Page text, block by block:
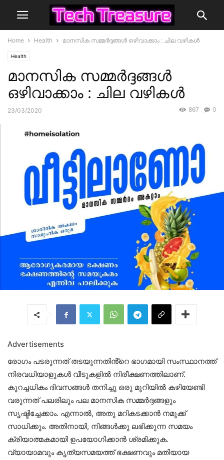
Home Health മാനസിക സമ്മർദ്ദങ്ങൾ ഒഴിവാക്കാം : ചില വഴികൾ
Health
മാനസിക സമ്മർദ്ദങ്ങൾ
ഒഴിവാക്കാം : ചില വഴികൾ
23/03/2020 0
867
Advertisements
രോഗം പടരുന്നത് തടയുന്നതിൻ്റെ ഭാഗമായി സംസ്ഥാനത്ത്
നിരവധിയാളുകൾ വീടുകളിൽ നിരീക്ഷണത്തിലാണ്.
കുറച്ചധികം ദിവസങ്ങൾ തനിച്ചു ഒരു മുറിയിൽ കഴിയേണ്ടി
വരുന്നത് പലരിലും പല മാനസിക സമ്മർദ്ദങ്ങളും
സൃഷ്ടിച്ചേക്കാം. എന്നാൽ, അതു മറികടക്കാൻ നമുക്ക്
സാധിക്കും. അതിനായി, നിങ്ങൾക്കു ലഭിക്കുന്ന സമയം
ക്രിയാത്മകമായി ഉപയോഗിക്കാൻ ശ്രമിക്കുക.
വ്യായാമവും കൃത്യസമയത്ത് ഭക്ഷണവും മതിയായ